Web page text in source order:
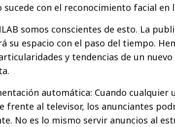
sucede con el reconocimiento facial en
somos conscientes de esto. La
su espacio con el paso del tiempo.
y tendencias de un
automática: Cuando cualquier
frente al televisor, los anunciantes
No es lo mismo servir anuncios al